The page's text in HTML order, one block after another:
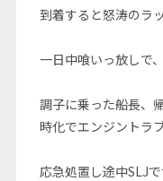
到着すると怒涛のラ
一日中喰いっ放しで
調子に乗った船長、
時化でエンジントラ
応急処置し途中SLJ